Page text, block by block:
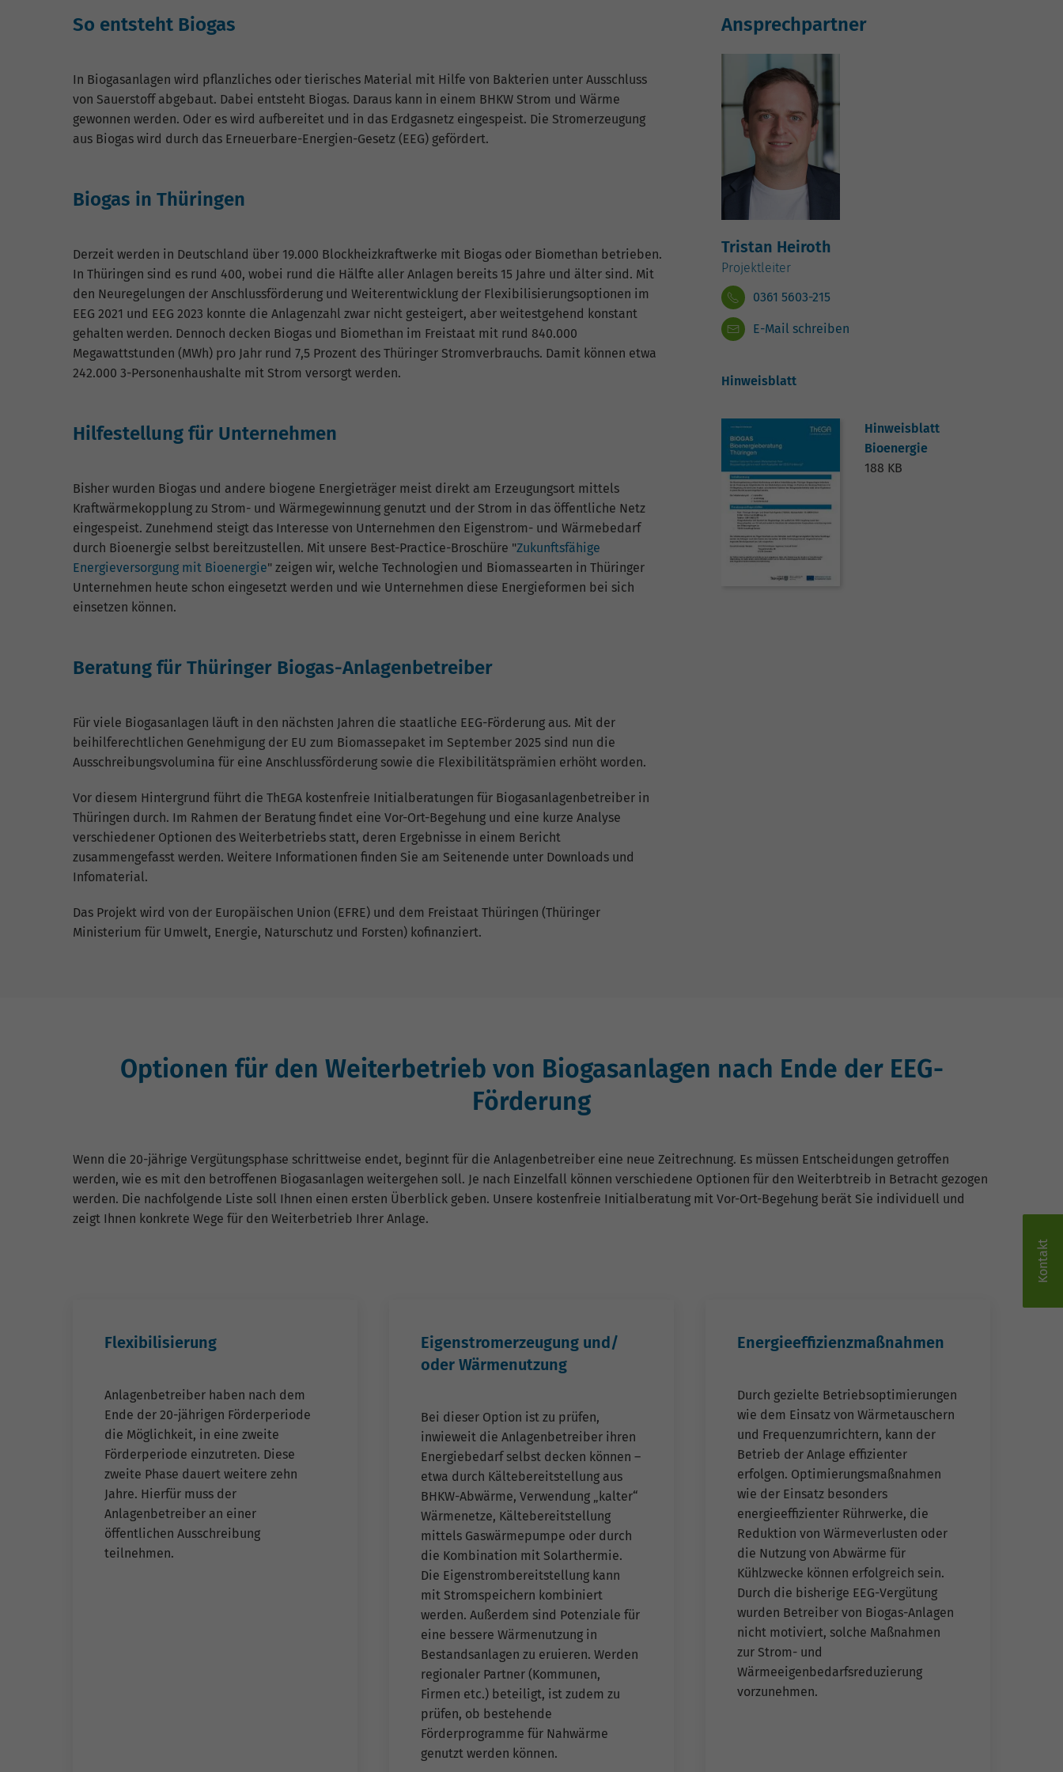
So entsteht Biogas
In Biogasanlagen wird pflanzliches oder tierisches Material mit Hilfe von Bakterien unter Ausschluss
von Sauerstoff abgebaut. Dabei entsteht Biogas. Daraus kann in einem BHKW Strom und Wärme
gewonnen werden. Oder es wird aufbereitet und in das Erdgasnetz eingespeist. Die Stromerzeugung
aus Biogas wird durch das Erneuerbare-Energien-Gesetz (EEG) gefördert.
Biogas in Thüringen
Derzeit werden in Deutschland über 19.000 Blockheizkraftwerke mit Biogas oder Biomethan betrieben.
In Thüringen sind es rund 400, wobei rund die Hälfte aller Anlagen bereits 15 Jahre und älter sind. Mit
den Neuregelungen der Anschlussförderung und Weiterentwicklung der Flexibilisierungsoptionen im
EEG 2021 und EEG 2023 konnte die Anlagenzahl zwar nicht gesteigert, aber weitestgehend konstant
gehalten werden. Dennoch decken Biogas und Biomethan im Freistaat mit rund 840.000
Megawattstunden (MWh) pro Jahr rund 7,5 Prozent des Thüringer Stromverbrauchs. Damit können etwa
242.000 3-Personenhaushalte mit Strom versorgt werden.
Hilfestellung für Unternehmen
Bisher wurden Biogas und andere biogene Energieträger meist direkt am Erzeugungsort mittels
Kraftwärmekopplung zu Strom- und Wärmegewinnung genutzt und der Strom in das öffentliche Netz
eingespeist. Zunehmend steigt das Interesse von Unternehmen den Eigenstrom- und Wärmebedarf
durch Bioenergie selbst bereitzustellen. Mit unsere Best-Practice-Broschüre "Zukunftsfähige
Energieversorgung mit Bioenergie" zeigen wir, welche Technologien und Biomassearten in Thüringer
Unternehmen heute schon eingesetzt werden und wie Unternehmen diese Energieformen bei sich
einsetzen können.
Beratung für Thüringer Biogas-Anlagenbetreiber
Für viele Biogasanlagen läuft in den nächsten Jahren die staatliche EEG-Förderung aus. Mit der
beihilferechtlichen Genehmigung der EU zum Biomassepaket im September 2025 sind nun die
Ausschreibungsvolumina für eine Anschlussförderung sowie die Flexibilitätsprämien erhöht worden.
Vor diesem Hintergrund führt die ThEGA kostenfreie Initialberatungen für Biogasanlagenbetreiber in
Thüringen durch. Im Rahmen der Beratung findet eine Vor-Ort-Begehung und eine kurze Analyse
verschiedener Optionen des Weiterbetriebs statt, deren Ergebnisse in einem Bericht
zusammengefasst werden. Weitere Informationen finden Sie am Seitenende unter Downloads und
Infomaterial.
Das Projekt wird von der Europäischen Union (EFRE) und dem Freistaat Thüringen (Thüringer
Ministerium für Umwelt, Energie, Naturschutz und Forsten) kofinanziert.
Ansprechpartner
Tristan Heiroth
Projektleiter
0361 5603-215
E-Mail schreiben
Hinweisblatt
Hinweisblatt
Bioenergie
188 KB
Optionen für den Weiterbetrieb von Biogasanlagen nach Ende der EEG-
Förderung
Wenn die 20-jährige Vergütungsphase schrittweise endet, beginnt für die Anlagenbetreiber eine neue Zeitrechnung. Es müssen Entscheidungen getroffen
werden, wie es mit den betroffenen Biogasanlagen weitergehen soll. Je nach Einzelfall können verschiedene Optionen für den Weiterbtreib in Betracht gezogen
werden. Die nachfolgende Liste soll Ihnen einen ersten Überblick geben. Unsere kostenfreie Initialberatung mit Vor-Ort-Begehung berät Sie individuell und
zeigt Ihnen konkrete Wege für den Weiterbetrieb Ihrer Anlage.
Flexibilisierung
Anlagenbetreiber haben nach dem
Ende der 20-jährigen Förderperiode
die Möglichkeit, in eine zweite
Förderperiode einzutreten. Diese
zweite Phase dauert weitere zehn
Jahre. Hierfür muss der
Anlagenbetreiber an einer
öffentlichen Ausschreibung
teilnehmen.
Eigenstromerzeugung und/
oder Wärmenutzung
Bei dieser Option ist zu prüfen,
inwieweit die Anlagenbetreiber ihren
Energiebedarf selbst decken können –
etwa durch Kältebereitstellung aus
BHKW-Abwärme, Verwendung „kalter“
Wärmenetze, Kältebereitstellung
mittels Gaswärmepumpe oder durch
die Kombination mit Solarthermie.
Die Eigenstrombereitstellung kann
mit Stromspeichern kombiniert
werden. Außerdem sind Potenziale für
eine bessere Wärmenutzung in
Bestandsanlagen zu eruieren. Werden
regionaler Partner (Kommunen,
Firmen etc.) beteiligt, ist zudem zu
prüfen, ob bestehende
Förderprogramme für Nahwärme
genutzt werden können.
Energieeffizienzmaßnahmen
Durch gezielte Betriebsoptimierungen
wie dem Einsatz von Wärmetauschern
und Frequenzumrichtern, kann der
Betrieb der Anlage effizienter
erfolgen. Optimierungsmaßnahmen
wie der Einsatz besonders
energieeffizienter Rührwerke, die
Reduktion von Wärmeverlusten oder
die Nutzung von Abwärme für
Kühlzwecke können erfolgreich sein.
Durch die bisherige EEG-Vergütung
wurden Betreiber von Biogas-Anlagen
nicht motiviert, solche Maßnahmen
zur Strom- und
Wärmeeigenbedarfsreduzierung
vorzunehmen.
Kontakt
Laufzeit 1 Minute
Dies ist ein von Google Analytics gesetztes Cookie
vom Mustertyp, bei dem das Musterelement auf
aufgezeichnete Datenmenge zu begrenzen.